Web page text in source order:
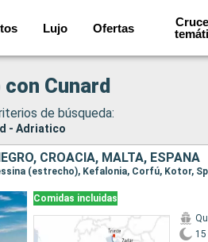
Lujo Ofertas
Cunard
de búsqueda:
- Adriatico
CROACIA, MALTA, ESPAÑA
Comidas incluidas
15